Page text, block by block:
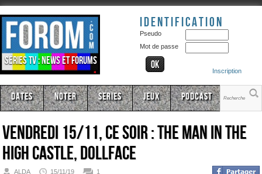
Séries TV : news et forums
Identification
Pseudo
Mot de passe
Inscription
Dates Noter Series Jeux Podcast
Vendredi 15/11, ce soir : The Man in the
High Castle, Dollface
ALDA 15/11/19 1